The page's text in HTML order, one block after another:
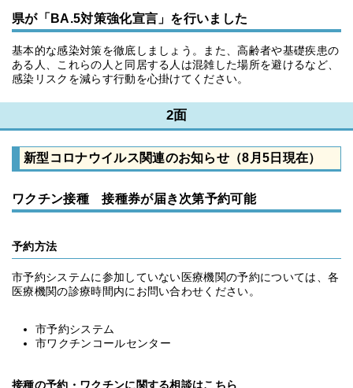
県が「BA.5対策強化宣言」を行いました
基本的な感染対策を徹底しましょう。また、高齢者や基礎疾患の
ある人、これらの人と同居する人は混雑した場所を避けるなど、
感染リスクを減らす行動を心掛けてください。
2面
新型コロナウイルス関連のお知らせ（8月5日現在）
ワクチン接種 接種券が届き次第予約可能
予約方法
市予約システムに参加していない医療機関の予約については、各
医療機関の診療時間内にお問い合わせください。
市予約システム
市ワクチンコールセンター
接種の予約・ワクチンに関する相談はこちら